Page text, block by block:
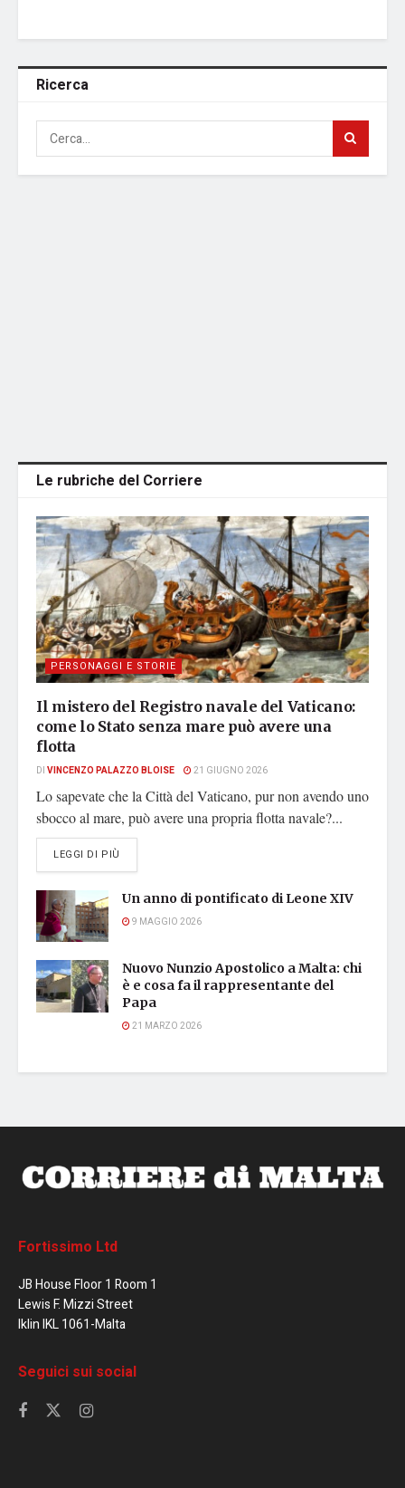
Ricerca
Le rubriche del Corriere
PERSONAGGI E STORIE
Il mistero del Registro navale del Vaticano:
come lo Stato senza mare può avere una
flotta
DI VINCENZO PALAZZO BLOISE 21 GIUGNO 2026
Lo sapevate che la Città del Vaticano, pur non avendo uno
sbocco al mare, può avere una propria flotta navale?...
LEGGI DI PIÙ
Un anno di pontificato di Leone XIV
9 MAGGIO 2026
Nuovo Nunzio Apostolico a Malta: chi
è e cosa fa il rappresentante del
Papa
21 MARZO 2026
Fortissimo Ltd
JB House Floor 1 Room 1
Lewis F. Mizzi Street
Iklin IKL 1061-Malta
Seguici sui social